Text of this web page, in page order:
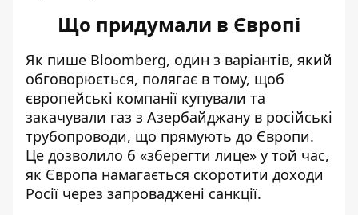
Що придумали в Європі
Як пише Bloomberg, один з варіантів, який
обговорюється, полягає в тому, щоб
європейські компанії купували та
закачували газ з Азербайджану в російські
трубопроводи, що прямують до Європи.
Це дозволило б «зберегти лице» у той час,
як Європа намагається скоротити доходи
Росії через запроваджені санкції.